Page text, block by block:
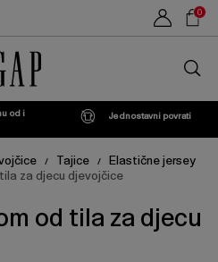
0
trgovini
od i
Jednostavni povrati
/ Tajice /
Elastične jersey
za djecu djevojčice
od tila za djecu